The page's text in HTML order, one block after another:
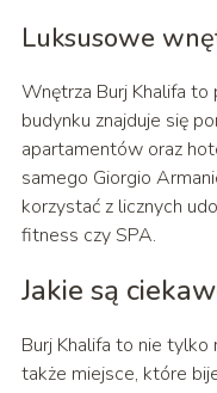
Luksusowe
Wnętrza Burj Khalifa
budynku znajduje się
apartamentów oraz
samego Giorgio
korzystać z licznych
fitness czy SPA.
Jakie są
Burj Khalifa to nie
także miejsce, które